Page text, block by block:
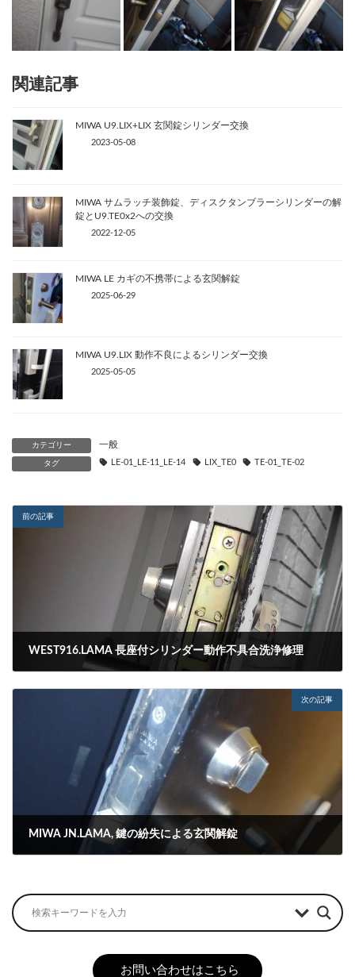
関連記事
MIWA U9.LIX+LIX 玄関錠シリンダー交換
2023-05-08
MIWA サムラッチ装飾錠、ディスクタンブラーシリンダーの解
錠とU9.TE0x2への交換
2022-12-05
MIWA LE カギの不携帯による玄関解錠
2025-06-29
MIWA U9.LIX 動作不良によるシリンダー交換
2025-05-05
カテゴリー 一般
タグ LE-01_LE-11_LE-14 LIX_TE0 TE-01_TE-02
前の記事
WEST916.LAMA 長座付シリンダー動作不具合洗浄修理
次の記事
MIWA JN.LAMA, 鍵の紛失による玄関解錠
お問い合わせはこちら